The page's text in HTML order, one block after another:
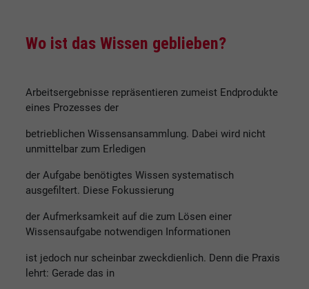
Wo ist das Wissen geblieben?
Arbeitsergebnisse repräsentieren zumeist Endprodukte
eines Prozesses der
betrieblichen Wissensansammlung. Dabei wird nicht
unmittelbar zum Erledigen
der Aufgabe benötigtes Wissen systematisch
ausgefiltert. Diese Fokussierung
der Aufmerksamkeit auf die zum Lösen einer
Wissensaufgabe notwendigen Informationen
ist jedoch nur scheinbar zweckdienlich. Denn die Praxis
lehrt: Gerade das in